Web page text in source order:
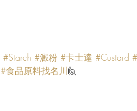
#Starch #澱粉 #卡士達 #Custard
#食品原料找名川🙋